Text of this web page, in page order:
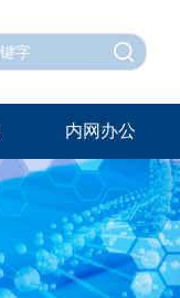
内网办公